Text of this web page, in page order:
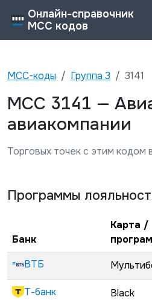
Онлайн-справочник
MCC кодов
MCC-коды Группа 3 3141
MCC 3141 —
авиакомпании
Торговых точек с этим кодом
Программы
Банк
Карта /
ВТБ
Т-банк Black